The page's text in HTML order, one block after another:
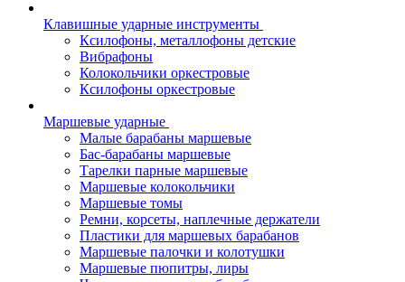
Клавишные ударные инструменты
Ксилофоны, металлофоны детские
Вибрафоны
Колокольчики оркестровые
Ксилофоны оркестровые
Маршевые ударные
Малые барабаны маршевые
Бас-барабаны маршевые
Тарелки парные маршевые
Маршевые колокольчики
Маршевые томы
Ремни, корсеты, наплечные держатели
Пластики для маршевых барабанов
Маршевые палочки и колотушки
Маршевые пюпитры, лиры